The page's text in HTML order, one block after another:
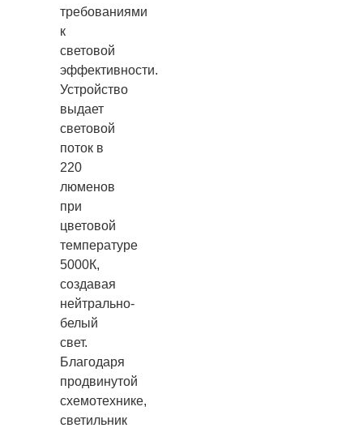
требованиями
к
световой
эффективности.
Устройство
выдает
световой
поток в
220
люменов
при
цветовой
температуре
5000К,
создавая
нейтрально-
белый
свет.
Благодаря
продвинутой
схемотехнике,
светильник